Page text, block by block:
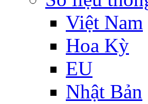
Việt Nam
Hoa Kỳ
EU
Nhật Bản